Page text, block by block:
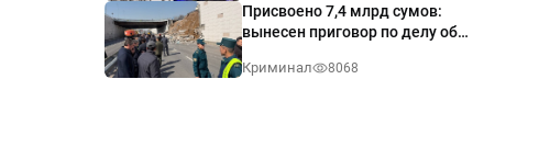
Присвоено 7,4 млрд сумов:
вынесен приговор по делу об
Ташкенте
Криминал 8068